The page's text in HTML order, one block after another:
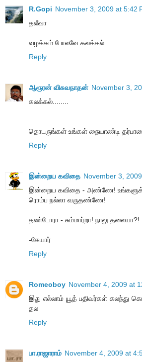
R.Gopi November 3, 2009 at 5:42
தலீவா
வழக்கம் போலவே கலக்கல்....
Reply
ஆரூரன் விசுவநாதன் November 3,
கலக்கல்........
தொடருங்கள் உங்கள் நையாண்டி
Reply
இன்றைய கவிதை November 3,
இன்றைய கவிதை - அண்ணே!
ரொம்ப நல்லா வருதண்ணே!
தண்டோரா - சும்மார்றா! நாலு தலையா?!
-கேயார்
Reply
Romeoboy November 4, 2009 at
இது எல்லாம் யூத் பதிவர்கள் கலந்து
தல
Reply
பா.ராஜாராம் November 4, 2009 at